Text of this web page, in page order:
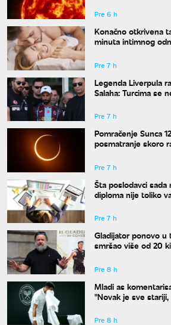
Pre 6 h
Konačno otkrivena
minuta intimnog
Pre 7 h
Legenda Liverpula
Salaha: Turcima se
Pre 7 h
Pomračenje Sunca
posmatranje skoro
Pre 7 h
Šta poslodavci sada
diploma nije toliko
Pre 7 h
Gladijator ponovo u
smršao više od 20
Pre 8 h
Mladi as
"Novak je sve
Pre 8 h